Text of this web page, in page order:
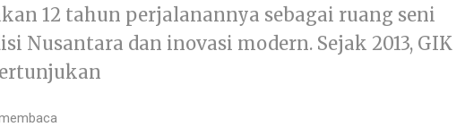
12 tahun perjalanannya sebagai ruang seni
Nusantara dan inovasi modern. Sejak 2013, GIK